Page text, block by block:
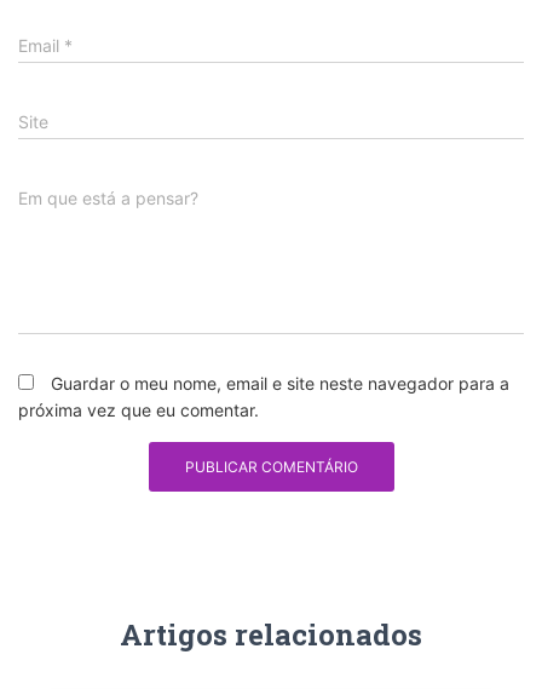
Email *
Site
Em que está a pensar?
Guardar o meu nome, email e site neste navegador para a
próxima vez que eu comentar.
Artigos relacionados